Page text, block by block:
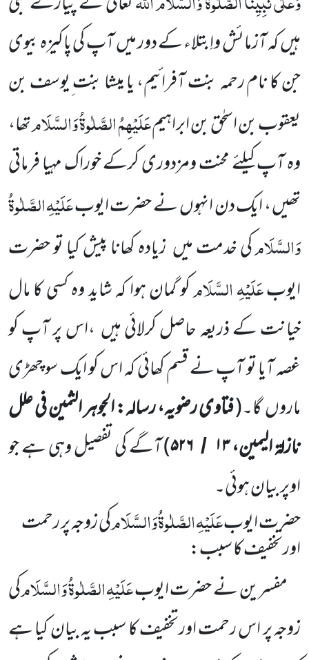
ہیںکہ آزمائش واِبتلاء کے دور میںآپ کی پاکیزہ بیوی
جن کا نام رحمہ بنت آفرائیم، یا میشا بنت ِیوسفبن
یعقوب بن اسحٰق بن ابراہیمعَلَیْہِمُ الصَّلٰوۃُ وَالسَّلَامتھا،
وہ آپ کیلئے محنت ومزدوری کرکے خوراک مہیا فرماتی
تھیں ،ایک دن انہوںنے حضرت ایوبعَلَیْہِالصَّلٰوۃُ
وَالسَّلَامکی خدمت میںزیادہ کھانا پیش کیا تو حضرت
ایوبعَلَیْہِالسَّلَامکو گمان ہوا کہ شاید وہ کسی کا مال
خیانت کے ذریعہ حاصل کرلائی ہیں ،اس پر آپ کو
غصہ آیا تو آپ نے قسم کھائی کہ اس کو ایک سو چھڑی
ماروںگا۔(فتاوی رضویہ، رسالہ: الجوہر الثمین فی علل
نازلۃ الیمین،۱۳ / ۵۲۶)آگے کی تفصیل وہی ہے جو
اوپر بیان ہوئی۔
حضرت ایوبعَلَیْہِالصَّلٰوۃُوَالسَّلَامکی زوجہ پر رحمت
اورتخفیف کا سبب:
مفسرین نے حضرت ایوبعَلَیْہِالصَّلٰوۃُوَالسَّلَامکی
زوجہ پر اس رحمت اورتخفیف کا سبب یہ بیان کیا ہے